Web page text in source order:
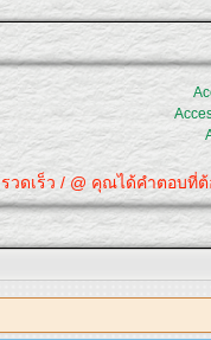
ดเร็ว / @ คุณได้คำตอบที่